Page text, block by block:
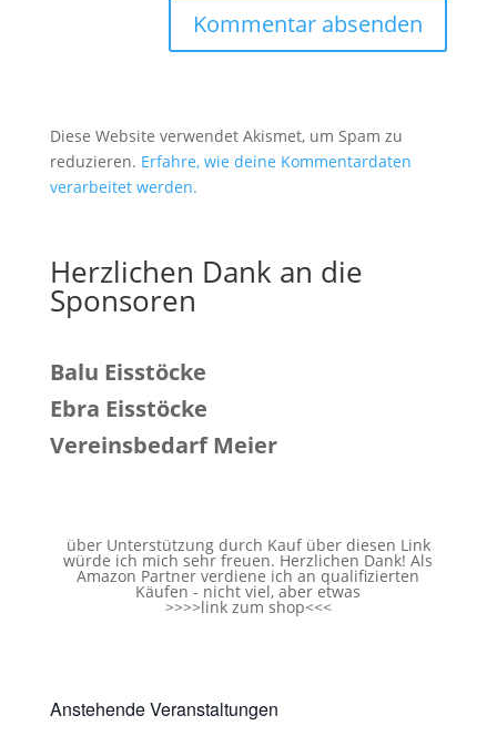
Diese Website verwendet Akismet, um Spam zu
reduzieren. Erfahre, wie deine Kommentardaten
verarbeitet werden.
Herzlichen Dank an die
Sponsoren
Balu Eisstöcke
Ebra Eisstöcke
Vereinsbedarf Meier
über Unterstützung durch Kauf über diesen Link
würde ich mich sehr freuen. Herzlichen Dank! Als
Amazon Partner verdiene ich an qualifizierten
Käufen - nicht viel, aber etwas
>>>>link zum shop<<<
Anstehende Veranstaltungen